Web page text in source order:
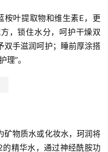
桉叶提取物和维生素E，更
，锁住水分，呵护干燥双
双手滋润呵护；睡前厚涂搭
”。
矿物质水或化妆水，珂润将
精华水，通过神经酰胺功